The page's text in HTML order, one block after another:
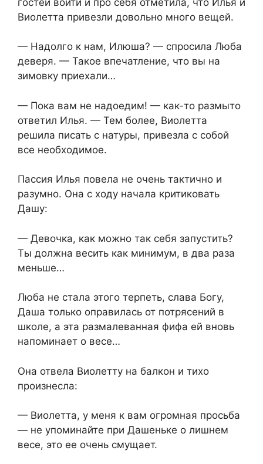
Виолетта привезли довольно много вещей.
— Надолго к нам, Илюша? — спросила Люба
деверя. — Такое впечатление, что вы на
зимовку приехали…
— Пока вам не надоедим! — как-то размыто
ответил Илья. — Тем более, Виолетта
решила писать с натуры, привезла с собой
все необходимое.
Пассия Илья повела не очень тактично и
разумно. Она с ходу начала критиковать
Дашу:
— Девочка, как можно так себя запустить?
Ты должна весить как минимум, в два раза
меньше…
Люба не стала этого терпеть, слава Богу,
Даша только оправилась от потрясений в
школе, а эта размалеванная фифа ей вновь
напоминает о весе…
Она отвела Виолетту на балкон и тихо
произнесла:
— Виолетта, у меня к вам огромная просьба
— не упоминайте при Дашеньке о лишнем
весе, это ее очень смущает.